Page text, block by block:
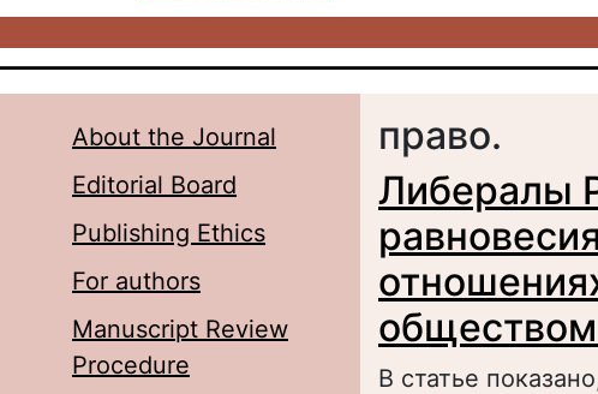
About the Journal
Editorial Board
Publishing Ethics
For authors
Manuscript Review
Procedure
право.
Либералы
обществом
В статье